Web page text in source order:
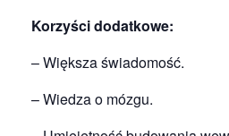
Korzyści dodatkowe:
– Większa świadomość.
– Wiedza o mózgu.